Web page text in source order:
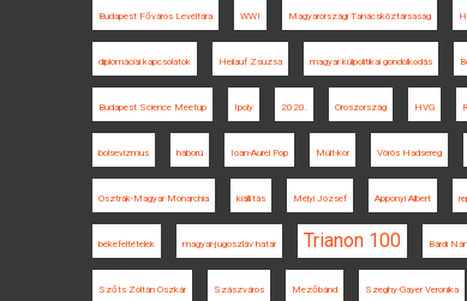
Budapest Főváros Levéltára WWI Magyarországi Tanácsköztársaság
diplomáciai kapcsolatok Heilauf Zsuzsa magyar külpolitikai gondolkodás
Budapest Science Meetup Ipoly 2020. Oroszország HVG
bolsevizmus háború Ioan-Aurel Pop Múlt-kor Vörös Hadsereg
Osztrák-Magyar Monarchia kiállítás Mélyi József Apponyi Albert
békefeltételek magyar-jugoszláv határ Trianon 100 Bárdi
Szőts Zoltán Oszkár Szászváros Mezőbánd Szeghy-Gayer Veronika